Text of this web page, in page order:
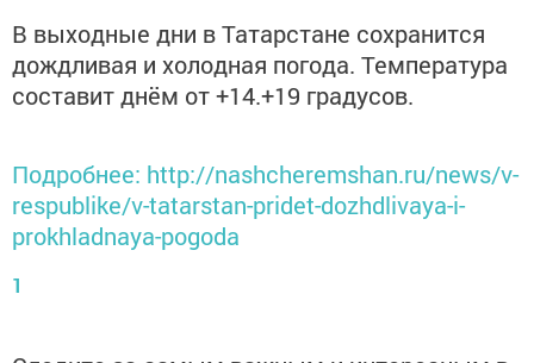
В выходные дни в Татарстане сохранится
дождливая и холодная погода. Температура
составит днём от +14.+19 градусов.
Подробнее: http://nashcheremshan.ru/news/v-
respublike/v-tatarstan-pridet-dozhdlivaya-i-
prokhladnaya-pogoda
1